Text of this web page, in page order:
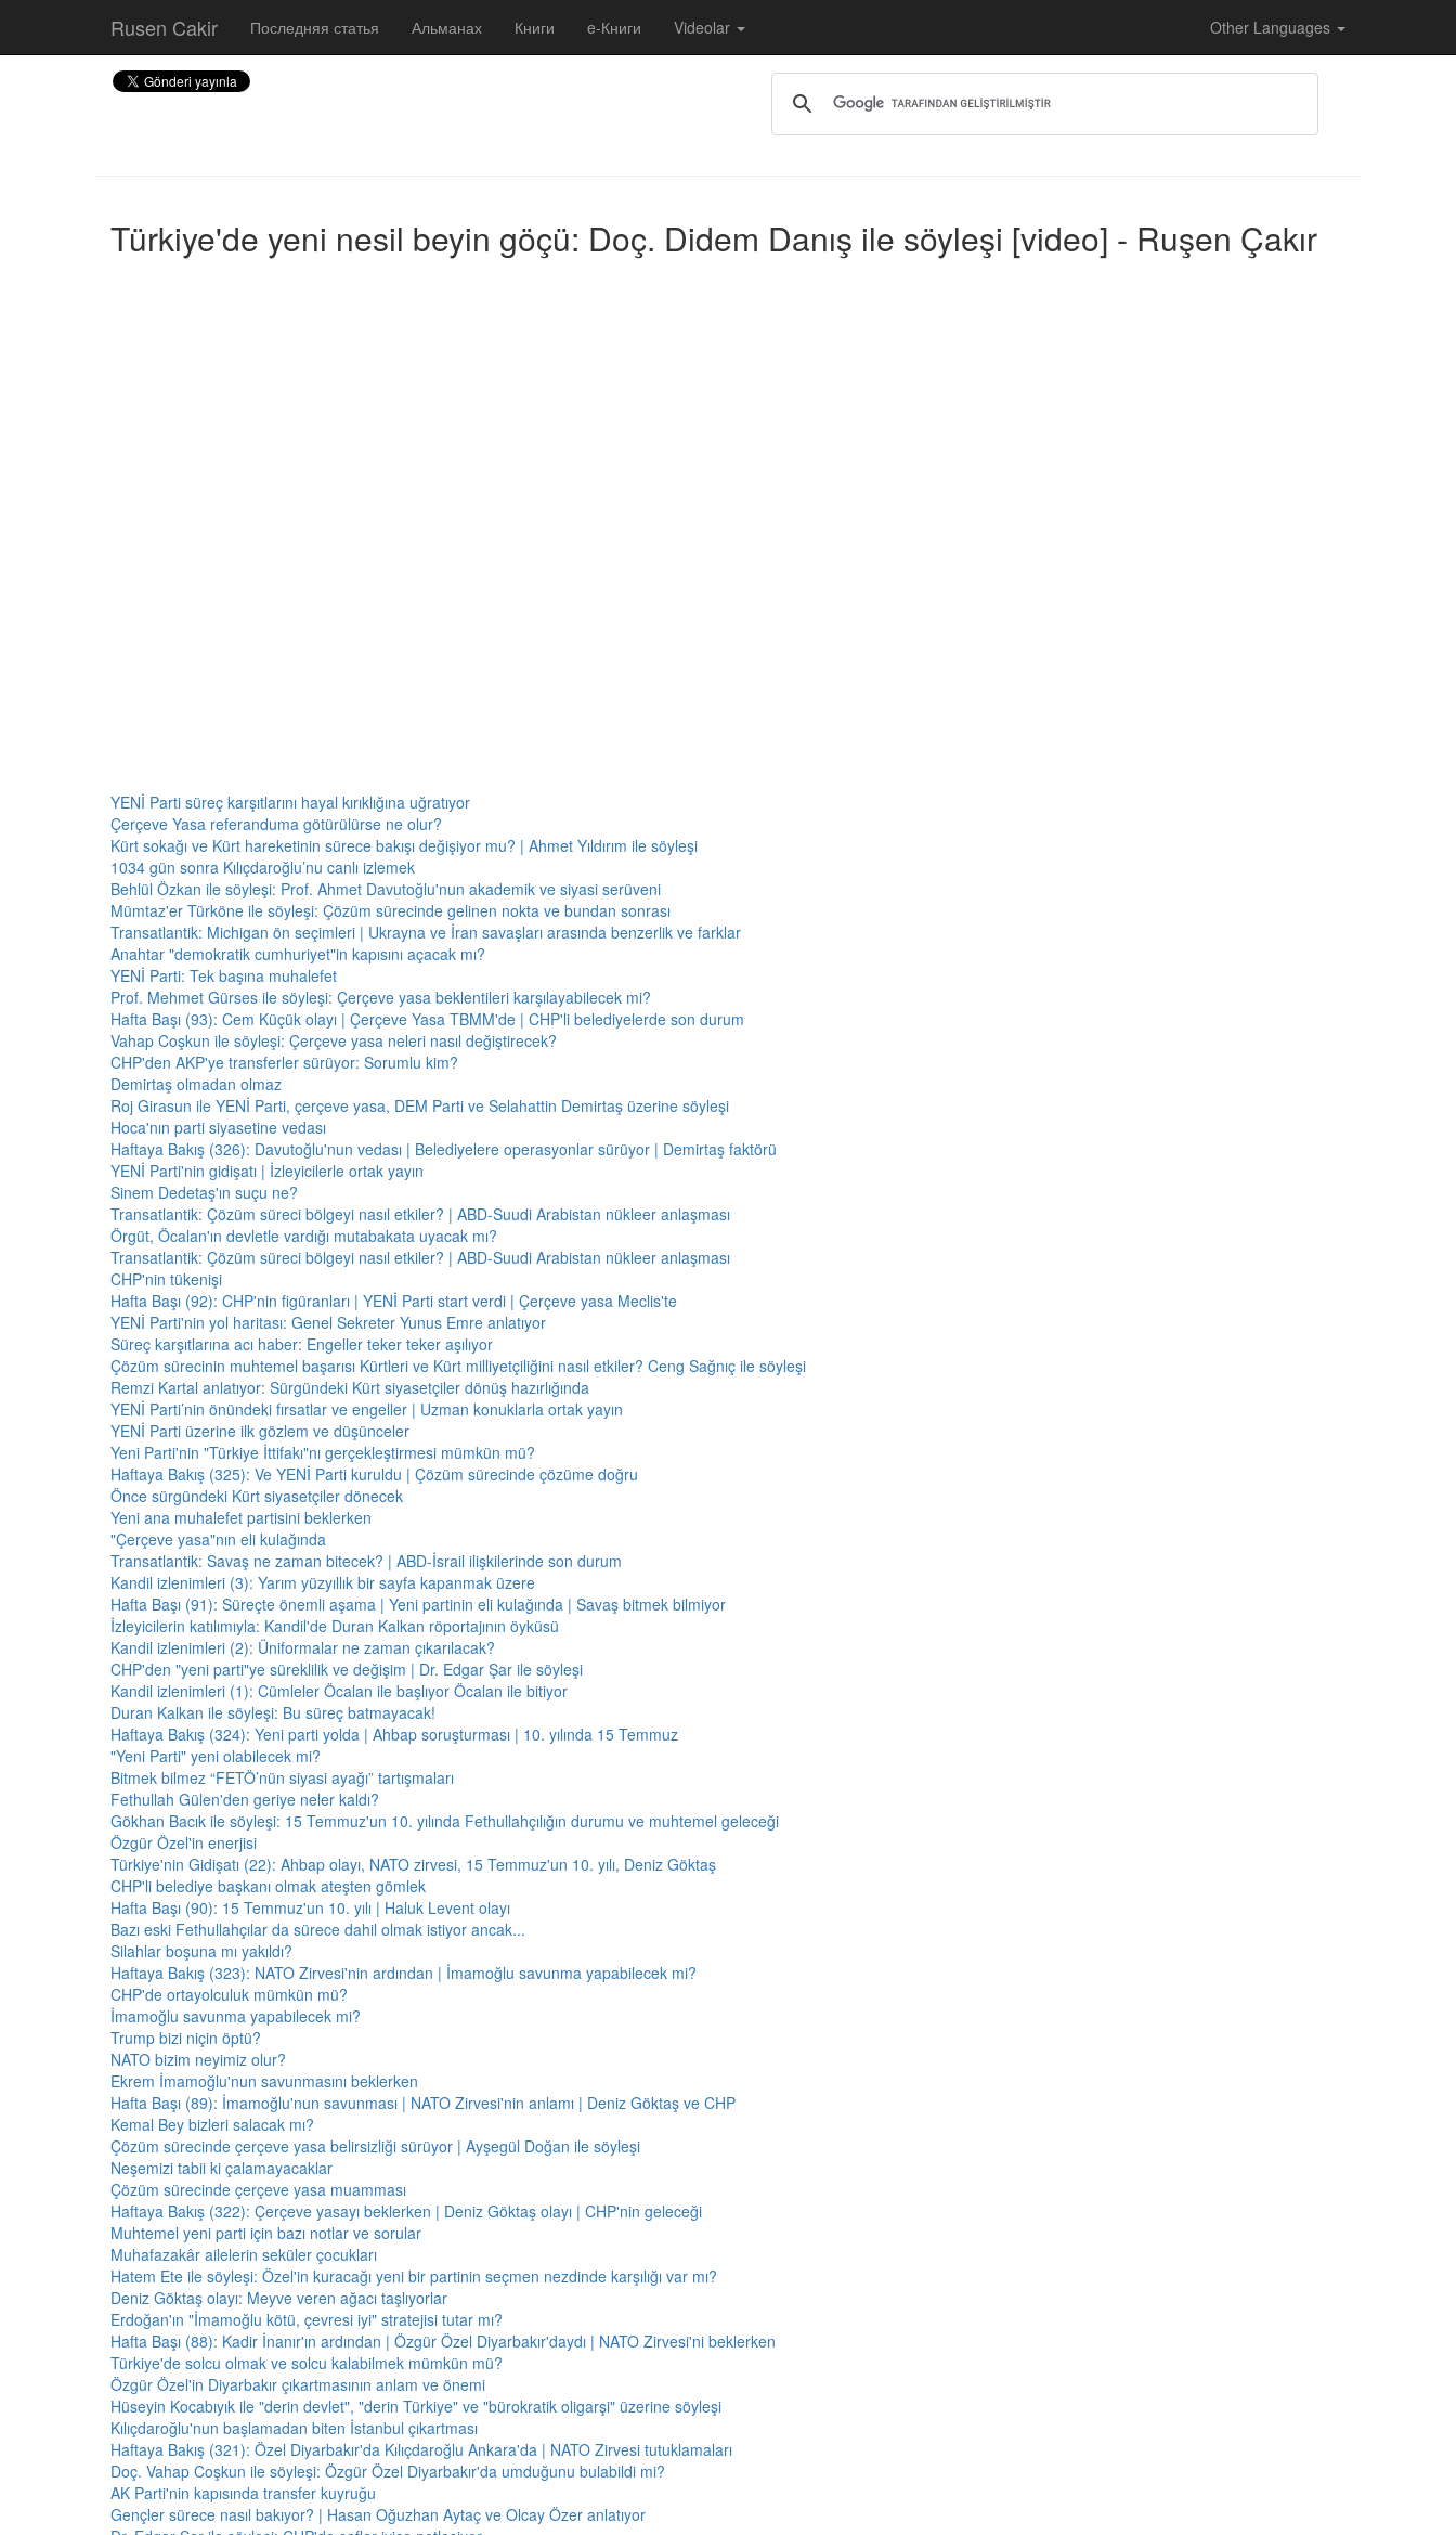
Rusen Cakir Последняя статья Альманах Книги e-Книги Videolar Other Languages
Türkiye'de yeni nesil beyin göçü: Doç. Didem Danış ile söyleşi [video] - Ruşen Çakır
YENİ Parti süreç karşıtlarını hayal kırıklığına uğratıyor
Çerçeve Yasa referanduma götürülürse ne olur?
Kürt sokağı ve Kürt hareketinin sürece bakışı değişiyor mu? | Ahmet Yıldırım ile söyleşi
1034 gün sonra Kılıçdaroğlu’nu canlı izlemek
Behlül Özkan ile söyleşi: Prof. Ahmet Davutoğlu'nun akademik ve siyasi serüveni
Mümtaz'er Türköne ile söyleşi: Çözüm sürecinde gelinen nokta ve bundan sonrası
Transatlantik: Michigan ön seçimleri | Ukrayna ve İran savaşları arasında benzerlik ve farklar
Anahtar "demokratik cumhuriyet"in kapısını açacak mı?
YENİ Parti: Tek başına muhalefet
Prof. Mehmet Gürses ile söyleşi: Çerçeve yasa beklentileri karşılayabilecek mi?
Hafta Başı (93): Cem Küçük olayı | Çerçeve Yasa TBMM'de | CHP'li belediyelerde son durum
Vahap Coşkun ile söyleşi: Çerçeve yasa neleri nasıl değiştirecek?
CHP'den AKP'ye transferler sürüyor: Sorumlu kim?
Demirtaş olmadan olmaz
Roj Girasun ile YENİ Parti, çerçeve yasa, DEM Parti ve Selahattin Demirtaş üzerine söyleşi
Hoca'nın parti siyasetine vedası
Haftaya Bakış (326): Davutoğlu'nun vedası | Belediyelere operasyonlar sürüyor | Demirtaş faktörü
YENİ Parti'nin gidişatı | İzleyicilerle ortak yayın
Sinem Dedetaş'ın suçu ne?
Transatlantik: Çözüm süreci bölgeyi nasıl etkiler? | ABD-Suudi Arabistan nükleer anlaşması
Örgüt, Öcalan'ın devletle vardığı mutabakata uyacak mı?
Transatlantik: Çözüm süreci bölgeyi nasıl etkiler? | ABD-Suudi Arabistan nükleer anlaşması
CHP'nin tükenişi
Hafta Başı (92): CHP'nin figüranları | YENİ Parti start verdi | Çerçeve yasa Meclis'te
YENİ Parti'nin yol haritası: Genel Sekreter Yunus Emre anlatıyor
Süreç karşıtlarına acı haber: Engeller teker teker aşılıyor
Çözüm sürecinin muhtemel başarısı Kürtleri ve Kürt milliyetçiliğini nasıl etkiler? Ceng Sağnıç ile söyleşi
Remzi Kartal anlatıyor: Sürgündeki Kürt siyasetçiler dönüş hazırlığında
YENİ Parti’nin önündeki fırsatlar ve engeller | Uzman konuklarla ortak yayın
YENİ Parti üzerine ilk gözlem ve düşünceler
Yeni Parti'nin "Türkiye İttifakı"nı gerçekleştirmesi mümkün mü?
Haftaya Bakış (325): Ve YENİ Parti kuruldu | Çözüm sürecinde çözüme doğru
Önce sürgündeki Kürt siyasetçiler dönecek
Yeni ana muhalefet partisini beklerken
"Çerçeve yasa"nın eli kulağında
Transatlantik: Savaş ne zaman bitecek? | ABD-İsrail ilişkilerinde son durum
Kandil izlenimleri (3): Yarım yüzyıllık bir sayfa kapanmak üzere
Hafta Başı (91): Süreçte önemli aşama | Yeni partinin eli kulağında | Savaş bitmek bilmiyor
İzleyicilerin katılımıyla: Kandil'de Duran Kalkan röportajının öyküsü
Kandil izlenimleri (2): Üniformalar ne zaman çıkarılacak?
CHP'den "yeni parti"ye süreklilik ve değişim | Dr. Edgar Şar ile söyleşi
Kandil izlenimleri (1): Cümleler Öcalan ile başlıyor Öcalan ile bitiyor
Duran Kalkan ile söyleşi: Bu süreç batmayacak!
Haftaya Bakış (324): Yeni parti yolda | Ahbap soruşturması | 10. yılında 15 Temmuz
"Yeni Parti" yeni olabilecek mi?
Bitmek bilmez “FETÖ’nün siyasi ayağı” tartışmaları
Fethullah Gülen'den geriye neler kaldı?
Gökhan Bacık ile söyleşi: 15 Temmuz'un 10. yılında Fethullahçılığın durumu ve muhtemel geleceği
Özgür Özel'in enerjisi
Türkiye'nin Gidişatı (22): Ahbap olayı, NATO zirvesi, 15 Temmuz'un 10. yılı, Deniz Göktaş
CHP'li belediye başkanı olmak ateşten gömlek
Hafta Başı (90): 15 Temmuz'un 10. yılı | Haluk Levent olayı
Bazı eski Fethullahçılar da sürece dahil olmak istiyor ancak...
Silahlar boşuna mı yakıldı?
Haftaya Bakış (323): NATO Zirvesi'nin ardından | İmamoğlu savunma yapabilecek mi?
CHP'de ortayolculuk mümkün mü?
İmamoğlu savunma yapabilecek mi?
Trump bizi niçin öptü?
NATO bizim neyimiz olur?
Ekrem İmamoğlu'nun savunmasını beklerken
Hafta Başı (89): İmamoğlu'nun savunması | NATO Zirvesi'nin anlamı | Deniz Göktaş ve CHP
Kemal Bey bizleri salacak mı?
Çözüm sürecinde çerçeve yasa belirsizliği sürüyor | Ayşegül Doğan ile söyleşi
Neşemizi tabii ki çalamayacaklar
Çözüm sürecinde çerçeve yasa muamması
Haftaya Bakış (322): Çerçeve yasayı beklerken | Deniz Göktaş olayı | CHP'nin geleceği
Muhtemel yeni parti için bazı notlar ve sorular
Muhafazakâr ailelerin seküler çocukları
Hatem Ete ile söyleşi: Özel'in kuracağı yeni bir partinin seçmen nezdinde karşılığı var mı?
Deniz Göktaş olayı: Meyve veren ağacı taşlıyorlar
Erdoğan'ın "İmamoğlu kötü, çevresi iyi" stratejisi tutar mı?
Hafta Başı (88): Kadir İnanır'ın ardından | Özgür Özel Diyarbakır'daydı | NATO Zirvesi'ni beklerken
Türkiye'de solcu olmak ve solcu kalabilmek mümkün mü?
Özgür Özel'in Diyarbakır çıkartmasının anlam ve önemi
Hüseyin Kocabıyık ile "derin devlet", "derin Türkiye" ve "bürokratik oligarşi" üzerine söyleşi
Kılıçdaroğlu'nun başlamadan biten İstanbul çıkartması
Haftaya Bakış (321): Özel Diyarbakır'da Kılıçdaroğlu Ankara'da | NATO Zirvesi tutuklamaları
Doç. Vahap Coşkun ile söyleşi: Özgür Özel Diyarbakır'da umduğunu bulabildi mi?
AK Parti'nin kapısında transfer kuyruğu
Gençler sürece nasıl bakıyor? | Hasan Oğuzhan Aytaç ve Olcay Özer anlatıyor